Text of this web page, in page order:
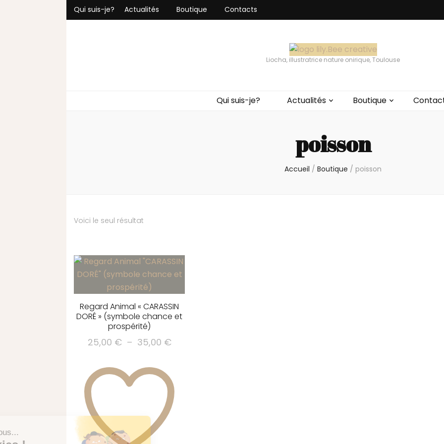
Qui suis-je? Actualités Boutique Contacts
Liocha, illustratrice nature onirique, Toulouse
Qui suis-je? Actualités Boutique
poisson
Accueil / Boutique / poisson
Voici le seul résultat
Regard Animal « CARASSIN
DORÉ » (symbole chance et
prospérité)
25,00 € – 35,00 €Plage
25,00 €
à
35,00 €
produit
a
variations.
options